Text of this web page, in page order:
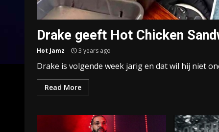
Drake geeft Hot Chicken
Hot Jamz 3 years ago
Drake is volgende week jarig en dat wil hij niet
Read More